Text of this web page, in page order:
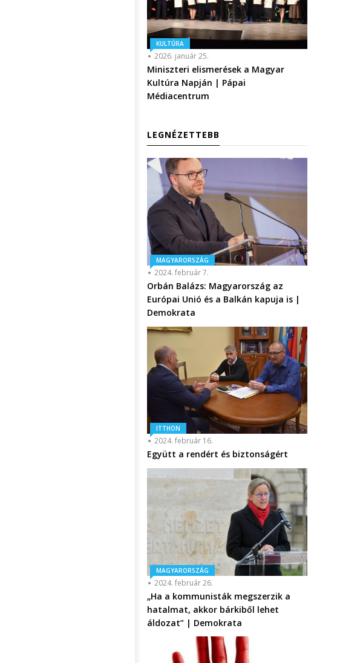
KULTÚRA
2026. január 25.
Miniszteri elismerések a Magyar
Kultúra Napján | Pápai
Médiacentrum
LEGNÉZETTEBB
MAGYARORSZÁG
2024. február 7.
Orbán Balázs: Magyarország az
Európai Unió és a Balkán kapuja is |
Demokrata
ITTHON
2024. február 16.
Együtt a rendért és biztonságért
MAGYARORSZÁG
2024. február 26.
„Ha a kommunisták megszerzik a
hatalmat, akkor bárkiből lehet
áldozat” | Demokrata